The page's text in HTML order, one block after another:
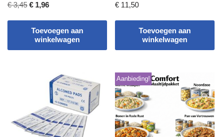
€3,45 € 1,96
Toevoegen aan
winkelwagen
€ 11,50
Toevoegen aan
winkelwagen
Aanbieding!